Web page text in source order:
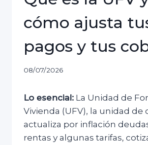
cómo ajusta
pagos y tus
08/07/2026
Lo esencial: La Unidad de
Vivienda (UFV), la unidad de
actualiza por inflación
rentas y algunas tarifas,